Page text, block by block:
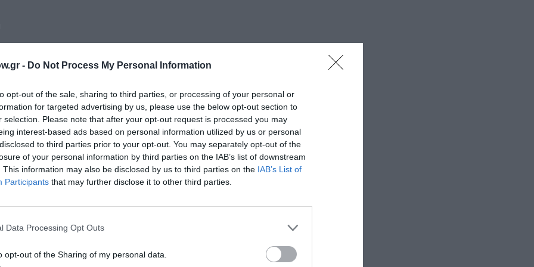
- Do Not Process My Personal Information
opt-out of the sale, sharing to third parties, or processing of your personal or
for targeted advertising by us, please use the below opt-out section to
selection. Please note that after your opt-out request is processed you may
interest-based ads based on personal information utilized by us or personal
to third parties prior to your opt-out. You may separately opt-out of the
of your personal information by third parties on the IAB’s list of downstream
This information may also be disclosed by us to third parties on the IAB’s List of
Participants that may further disclose it to other third parties.
Data Processing Opt Outs
opt-out of the Sharing of my personal data.
Ζεμ, Ανούκ Γκρίνμπεργκ
Βραβεία Σεζάρ 2023
της Ευρωπαϊκής Ένωσης
Μπερτολούτσι, οι Μικρές Κυρίες της Γκρέτα Γκέργουικ, Το
του Μισέλ Χαζαναβίσιους, Τα Φαντάσματα του Ισμαήλ του Αρνό
Τραγούδια της Αγάπης του Κριστόφ Ονορέ, ενώ ο ίδιος έχει